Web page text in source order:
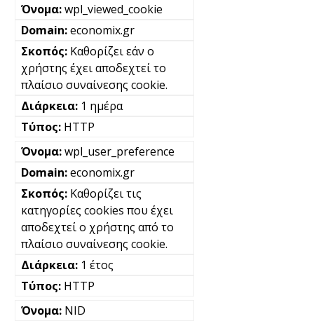
wpl_viewed_cookie
economix.gr
Καθορίζει εάν ο
χρήστης έχει αποδεχτεί το
πλαίσιο συναίνεσης cookie.
1 ημέρα
HTTP
wpl_user_preference
economix.gr
Καθορίζει τις
κατηγορίες cookies που έχει
αποδεχτεί ο χρήστης από το
πλαίσιο συναίνεσης cookie.
1 έτος
HTTP
NID